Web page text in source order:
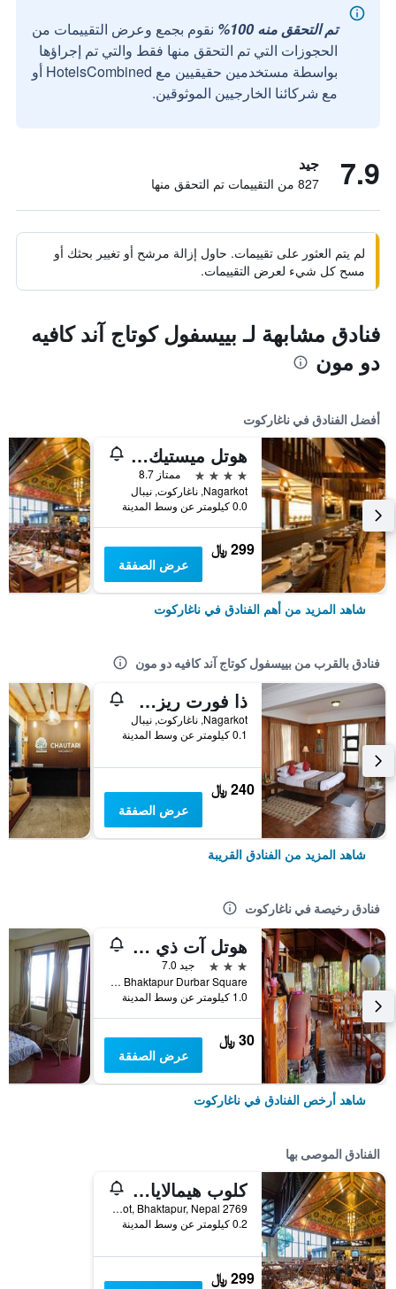
تم التحقق منه 100%
نقوم بجمع وعرض التقييمات من
الحجوزات التي تم التحقق منها فقط والتي تم إجراؤها
بواسطة مستخدمين حقيقيين مع HotelsCombined أو
مع شركائنا الخارجيين الموثوقين.
7.9 جيد
827 من التقييمات تم التحقق منها
لم يتم العثور على تقييمات. حاول إزالة مرشح أو تغيير بحثك أو
مسح كل شيء لعرض التقييمات.
فنادق مشابهة لـ بييسفول كوتاج آند كافيه
دو مون
أفضل الفنادق في ناغاركوت
هوتل ميستيك ماونتين
4 نجوم
ممتاز 8.7
Nagarkot, ناغاركوت, نيبال
0.0 كيلومتر عن وسط المدينة
299 ﷼
عرض الصفقة
شاهد المزيد من أهم الفنادق في ناغاركوت
فنادق بالقرب من بييسفول كوتاج آند كافيه دو مون
ذا فورت ريزورت
Nagarkot, ناغاركوت, نيبال
0.1 كيلومتر عن وسط المدينة
240 ﷼
عرض الصفقة
شاهد المزيد من الفنادق القريبة
فنادق رخيصة في ناغاركوت
هوتل آت ذي إند أوف يونيفرس
3 نجوم
جيد 7.0
Bhaktapur 10, Bhaktapur Durbar Square, ناغاركوت, نيبال
1.0 كيلومتر عن وسط المدينة
30 ﷼
عرض الصفقة
شاهد أرخص الفنادق في ناغاركوت
الفنادق الموصى بها
كلوب هيمالايا باي أس هوتلز، ناجاركوت
2769 Windy Hills, Nagarkot, Bhaktapur, Nepal, ناغاركوت, نيبال
0.2 كيلومتر عن وسط المدينة
299 ﷼